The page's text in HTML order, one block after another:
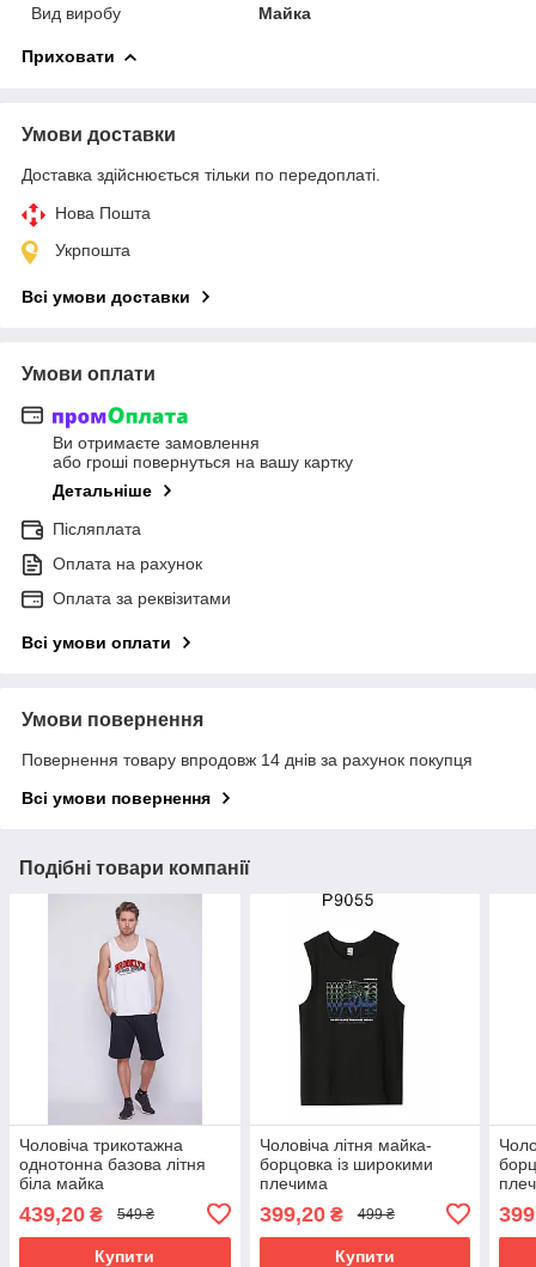
Вид виробу Майка
Приховати
Умови доставки
Доставка здійснюється тільки по передоплаті.
Нова Пошта
Укрпошта
Всі умови доставки
Умови оплати
Ви отримаєте замовлення
або гроші повернуться на вашу картку
Детальніше
Післяплата
Оплата на рахунок
Оплата за реквізитами
Всі умови оплати
Умови повернення
Повернення товару впродовж 14 днів за рахунок покупця
Всі умови повернення
Подібні товари компанії
Чоловіча трикотажна
однотонна базова літня
біла майка
439,20 ₴ 549 ₴
Купити
Чоловіча літня майка-
борцовка із широкими
плечима
399,20₴ 499 ₴
Купити